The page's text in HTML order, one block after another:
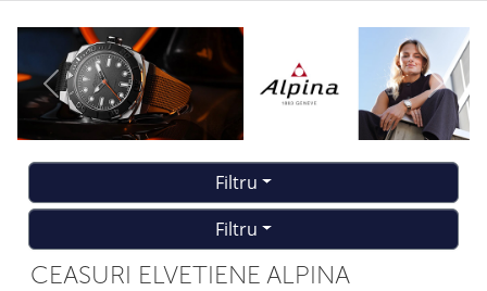
Previous Next
Filtru
Filtru
CEASURI ELVETIENE ALPINA